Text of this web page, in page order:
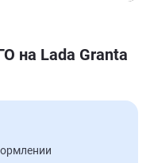
на Lada Granta